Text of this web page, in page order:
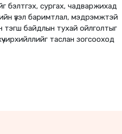
бэлтгэх, сургах, чадваржихад
үзэл баримтлал, мэдрэмжтэй
тэгш байдлын тухай ойлголтыг
таслан зогсооход